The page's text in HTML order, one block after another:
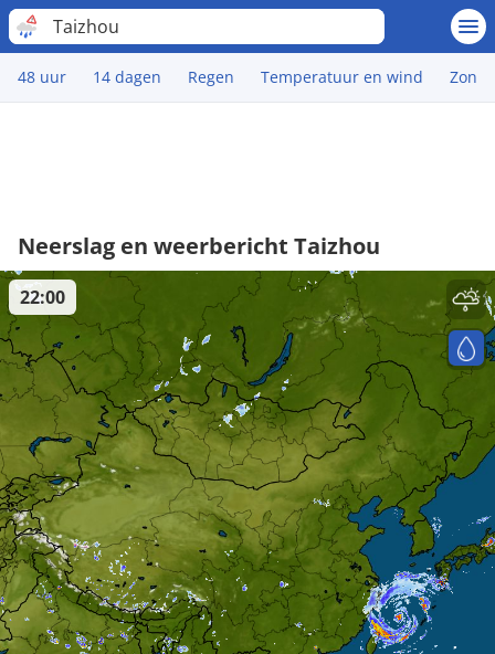
Taizhou
48 uur 14 dagen Regen Temperatuur en wind Zon
Neerslag en weerbericht Taizhou
22:00